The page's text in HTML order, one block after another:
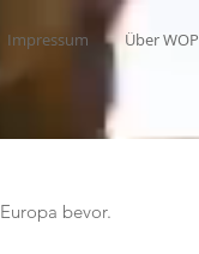
Impressum Über WOP
bevor.